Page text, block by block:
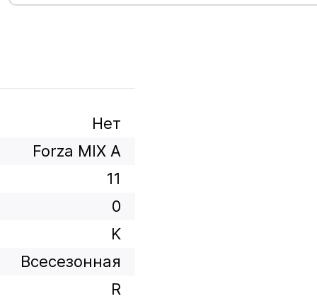
Нет
Forza MIX A
11
0
K
Всесезонная
R